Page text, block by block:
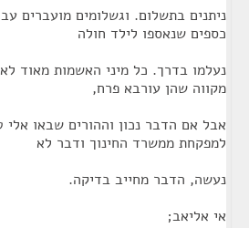
ניתנים בתשלום. וגשלומים מועברים
כספים שנאספו לילד חולה
נעלמו בדרך. כל מיני האשמות מאוד
מקווה שהן עורבא פרח,
אבל אם הדבר נכון וההורים שבאו אלי
למפקחת ממשרד החינוך ודבר לא
נעשה, הדבר מחייב בדיקה.
אי אליאב;